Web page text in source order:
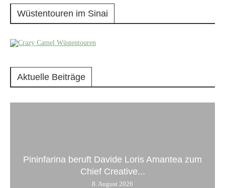
Wüstentouren im Sinai
Aktuelle Beiträge
Pininfarina beruft Davide Loris Amantea zum
Chief Creative...
8. August 2026